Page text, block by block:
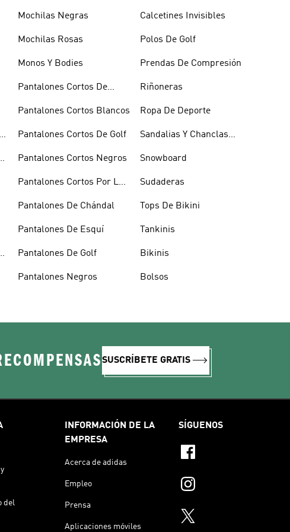
Mochilas Negras
Mochilas Rosas
Monos Y Bodies
Pantalones Cortos De
Pantalones Cortos Blancos
Pantalones Cortos De Golf
Pantalones Cortos Negros
Pantalones Cortos Por La
Pantalones De Chándal
Pantalones De Esquí
Pantalones De Golf
Pantalones Negros
Calcetines Invisibles
Polos De Golf
Prendas De Compresión
Riñoneras
Ropa De Deporte
Sandalias Y Chanclas
Snowboard
Sudaderas
Tops De Bikini
Tankinis
Bikinis
Bolsos
SUSCRÍBETE GRATIS
del
INFORMACIÓN DE LA
EMPRESA
Acerca de adidas
Empleo
Prensa
Aplicaciones móviles
SÍGUENOS